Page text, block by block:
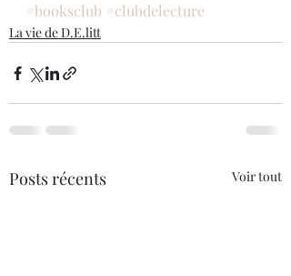
#booksclub #clubdelecture
La vie de D.E.litt
Posts récents Voir tout